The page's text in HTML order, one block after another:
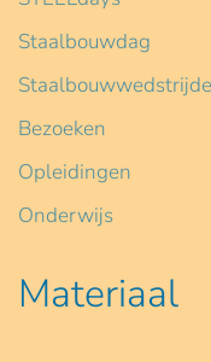
Staalbouwdag
Bezoeken
Opleidingen
Onderwijs
Materiaal